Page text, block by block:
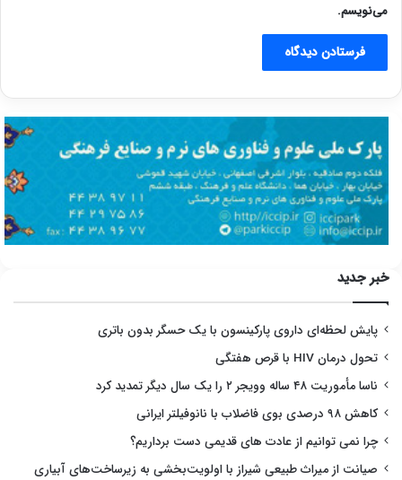
می‌نویسم.
خبر جدید
پایش لحظه‌ای داروی پارکینسون با یک حسگر بدون باتری
تحول درمان HIV با قرص هفتگی
ناسا مأموریت ۴۸ ساله وویجر ۲ را یک سال دیگر تمدید کرد
کاهش ۹۸ درصدی بوی فاضلاب با نانوفیلتر ایرانی
چرا نمی توانیم از عادت های قدیمی دست برداریم؟
صیانت از میراث طبیعی شیراز با اولویت‌بخشی به زیرساخت‌های آبیاری